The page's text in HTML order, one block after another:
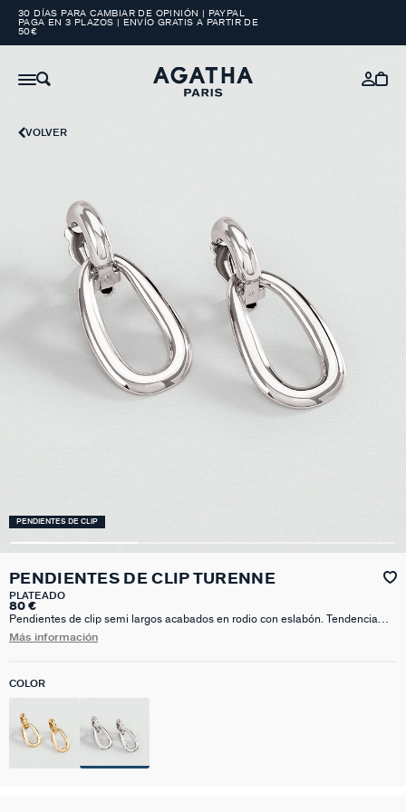
30 DÍAS PARA CAMBIAR DE OPINIÓN | PAYPAL
PAGA EN 3 PLAZOS | ENVÍO GRATIS A PARTIR DE
50€
VOLVER
PENDIENTES DE CLIP
PENDIENTES DE CLIP TURENNE
PLATEADO
80 €
Pendientes de clip semi largos acabados en rodio con eslabón. Tendencia
absoluta para lucir en tu día a día.
Más información
COLOR